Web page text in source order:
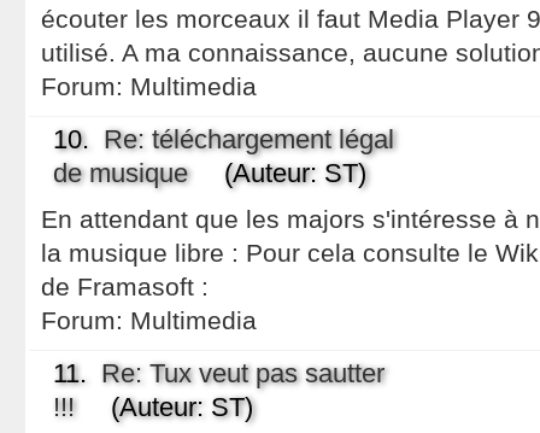
écouter les morceaux il faut Media Player
utilisé. A ma connaissance, aucune
Forum: Multimedia
10. Re: téléchargement légal
de musique(Auteur: ST)
En attendant que les majors s'intéresse à
la musique libre : Pour cela consulte le
de Framasoft :
Forum: Multimedia
11. Re: Tux veut pas sautter
!!!(Auteur: ST)